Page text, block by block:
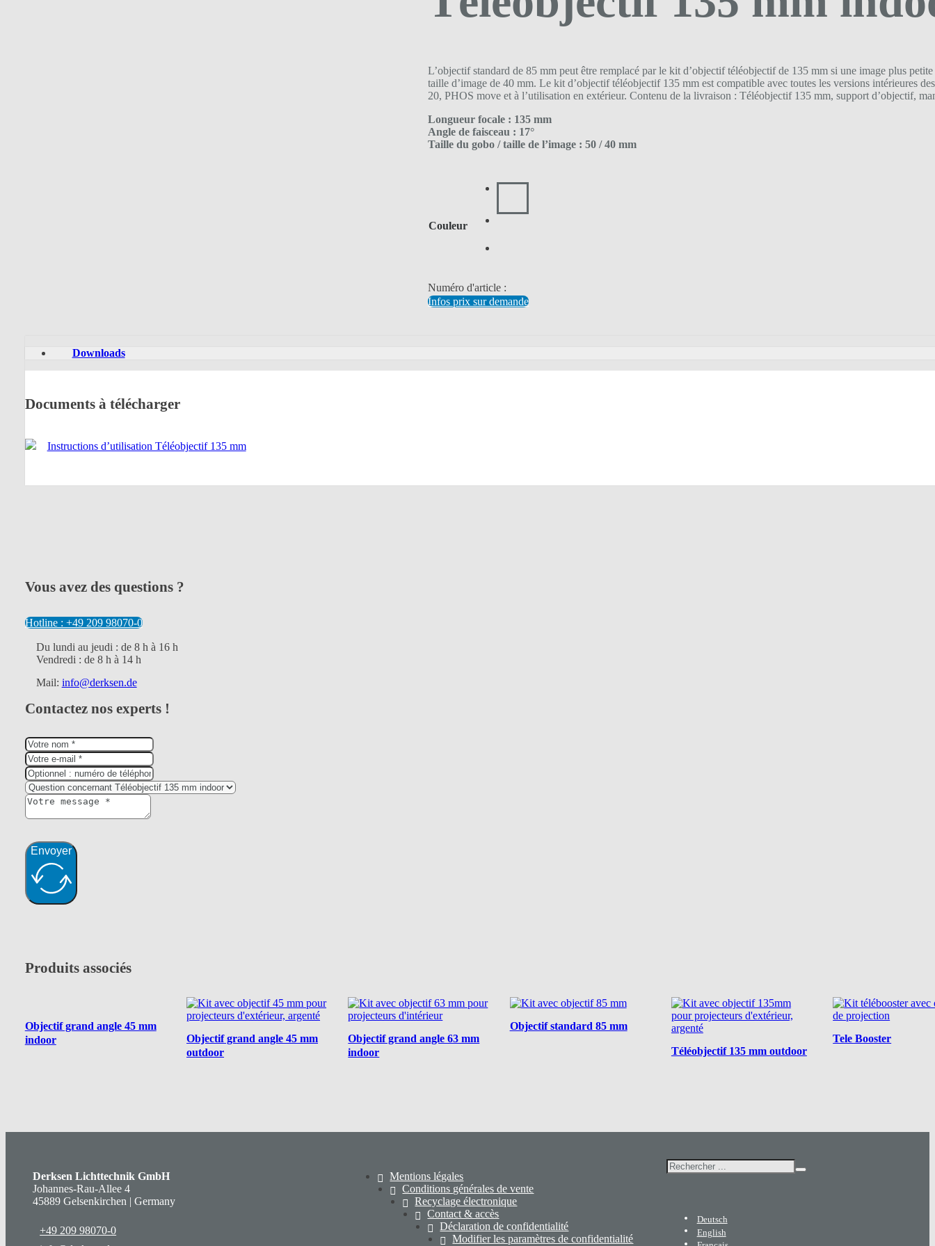
L’objectif standard de 85 mm peut être remplacé par le kit d’objectif téléobjectif de 135 mm si une image plus
taille d’image de 40 mm. Le kit d’objectif téléobjectif 135 mm est compatible avec toutes les versions
20, PHOS move et à l’utilisation en extérieur. Contenu de la livraison : Téléobjectif 135 mm, support d’objectif,
Longueur focale : 135 mm
Angle de faisceau : 17°
Taille du gobo / taille de l’image : 50 / 40 mm
Couleur
Numéro d'article :
Infos prix sur demande
Downloads
Documents à télécharger
Instructions d’utilisation Téléobjectif 135 mm
Vous avez des questions ?
Hotline : +49 209 98070-0
Du lundi au jeudi : de 8 h à 16 h
Vendredi : de 8 h à 14 h
Mail: info@derksen.de
Contactez nos experts !
Envoyer
Produits associés
Objectif grand angle 45 mm
indoor
Objectif grand angle 45 mm
outdoor
Objectif grand angle 63 mm
indoor
Objectif standard 85 mm
Téléobjectif 135 mm outdoor
Tele Booster
Derksen Lichttechnik GmbH
Johannes-Rau-Allee 4
45889 Gelsenkirchen | Germany
+49 209 98070-0
Mentions légales
Conditions générales de vente
Recyclage électronique
Contact & accès
Déclaration de confidentialité
Modifier les paramètres de confidentialité
Rechercher
Deutsch
English